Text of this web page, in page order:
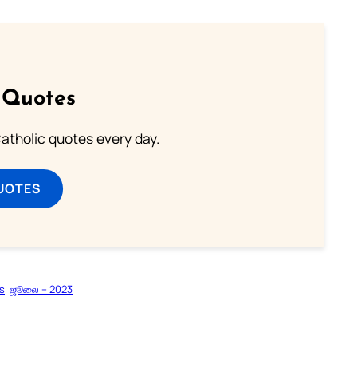
quotes every day.
ஜூலை – 2023